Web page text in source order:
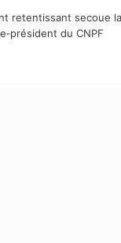
retentissant secoue la
du CNPF